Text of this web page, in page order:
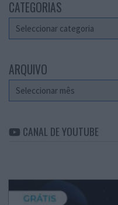
CATEGORIAS
Categorias
ARQUIVO
Arquivo
CANAL DE YOUTUBE